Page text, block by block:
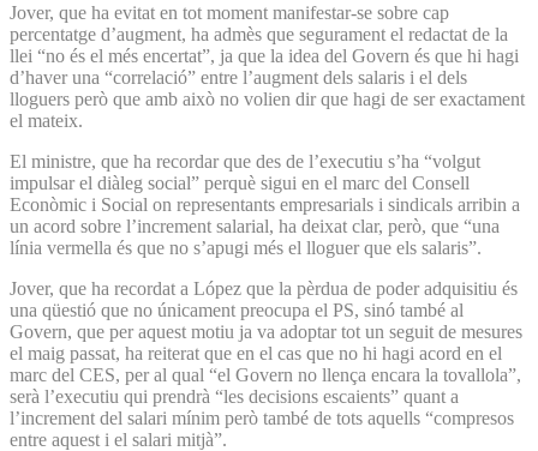
Jover, que ha evitat en tot moment manifestar-se sobre cap
percentatge d’augment, ha admès que segurament el redactat de la
llei “no és el més encertat”, ja que la idea del Govern és que hi hagi
d’haver una “correlació” entre l’augment dels salaris i el dels
lloguers però que amb això no volien dir que hagi de ser exactament
el mateix.
El ministre, que ha recordar que des de l’executiu s’ha “volgut
impulsar el diàleg social” perquè sigui en el marc del Consell
Econòmic i Social on representants empresarials i sindicals arribin a
un acord sobre l’increment salarial, ha deixat clar, però, que “una
línia vermella és que no s’apugi més el lloguer que els salaris”.
Jover, que ha recordat a López que la pèrdua de poder adquisitiu és
una qüestió que no únicament preocupa el PS, sinó també al
Govern, que per aquest motiu ja va adoptar tot un seguit de mesures
el maig passat, ha reiterat que en el cas que no hi hagi acord en el
marc del CES, per al qual “el Govern no llença encara la tovallola”,
serà l’executiu qui prendrà “les decisions escaients” quant a
l’increment del salari mínim però també de tots aquells “compresos
entre aquest i el salari mitjà”.